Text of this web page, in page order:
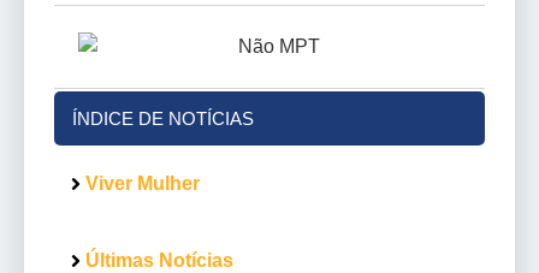
ÍNDICE DE NOTÍCIAS
Viver Mulher
Últimas Notícias